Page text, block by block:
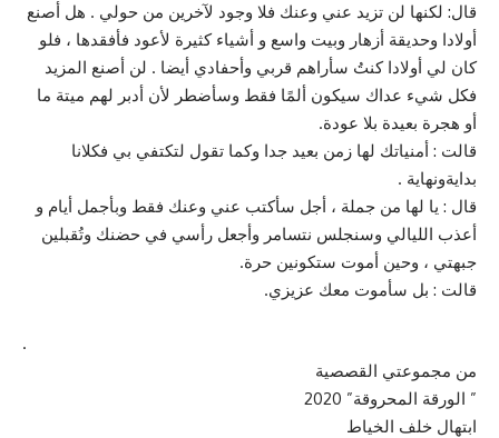
قال: لكنها لن تزيد عني وعنك فلا وجود لآخرين من حولي . هل أصنع
أولادا وحديقة أزهار وبيت واسع و أشياء كثيرة لأعود فأفقدها ، فلو
كان لي أولادا كنتُ سأراهم قربي وأحفادي أيضا . لن أصنع المزيد
فكل شيء عداك سيكون ألمًا فقط وسأضطر لأن أدبر لهم ميتة ما
أو هجرة بعيدة بلا عودة.
قالت : أمنياتك لها زمن بعيد جدا وكما تقول لتكتفي بي فكلانا
بدايةونهاية .
قال : يا لها من جملة ، أجل سأكتب عني وعنك فقط وبأجمل أيام و
أعذب الليالي وسنجلس نتسامر وأجعل رأسي في حضنك وتُقبلين
جبهتي ، وحين أموت ستكونين حرة.
قالت : بل سأموت معك عزيزي.
.
من مجموعتي القصصية
” الورقة المحروقة” 2020
ابتهال خلف الخياط